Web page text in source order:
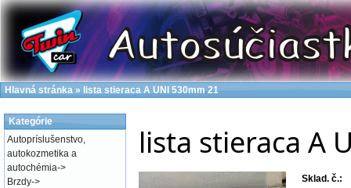
lista stieraca A
Sklad. č.:
Kategórie
Autopríslušenstvo,
autokozmetika a
autochémia->
Brzdy->
Hlavná stránka » lista stieraca A UNI 530mm 21